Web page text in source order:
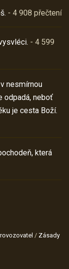
- 4 908 přečtení
- 4 599
nesmírnou
odpadá, neboť
je cesta Boží.
která
/ Zásady